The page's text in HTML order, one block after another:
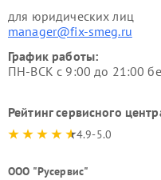
для юридических лиц
manager@fix-smeg.ru
График работы:
ПН-ВСК с 9:00 до 21:00
Рейтинг сервисного
4.9-5.0
ООО "Русервис"